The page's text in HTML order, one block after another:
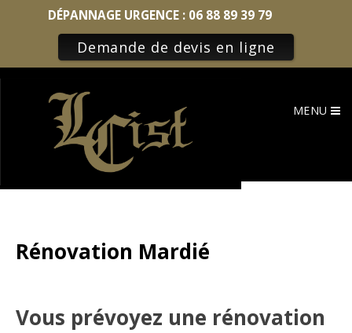
Skip
MENU
Rénovation Mardié
Vous prévoyez une rénovation
DÉPANNAGE URGENCE : 06 88 89 39 79
Demande de devis en ligne